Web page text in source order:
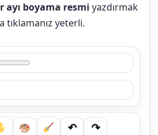
ayı boyama resmi yazdırmak
tıklamanız yeterli.
↶
↷